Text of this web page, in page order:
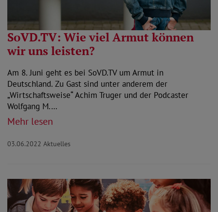
SoVD.TV: Wie viel Armut können
wir uns leisten?
Am 8. Juni geht es bei SoVD.TV um Armut in
Deutschland. Zu Gast sind unter anderem der
„Wirtschaftsweise“ Achim Truger und der Podcaster
Wolfgang M.…
Mehr lesen
03.06.2022 Aktuelles